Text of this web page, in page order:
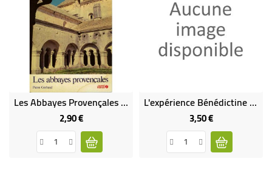
Les Abbayes Provençales LIVRE (Occasion)
2,90 €Prix
L'expérience Bénédictine Dans Le Miroir De La Bible : Une Lecture De La Règle De Saint Benoît
3,50 €Prix